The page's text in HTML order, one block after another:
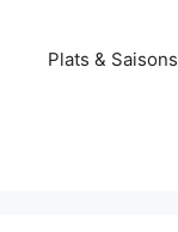
Plats & Saisons